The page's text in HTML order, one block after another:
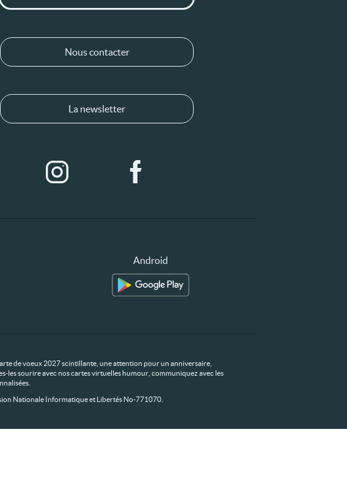
Nous contacter
La newsletter
Android
de voeux 2027 scintillante, une attention pour un anniversaire,
les sourire avec nos cartes virtuelles humour, communiquez avec les
Nationale Informatique et Libertés No-771070.